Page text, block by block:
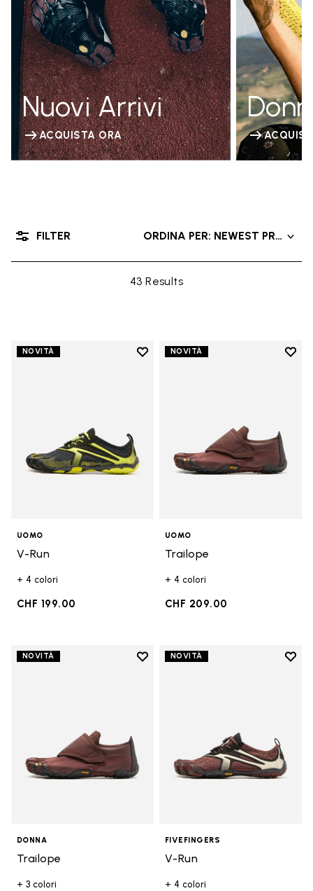
Nuovi Arrivi
ACQUISTA ORA
43 Results
ORDINA PER: NEWEST
FILTER
NOVITÀ
Add to wishlist
UOMO
V-Run
+ 4 colori
CHF 199.00
NOVITÀ
Add
UOMO
Trailope
+ 4 colori
CHF 209.00
NOVITÀ
Add to wishlist
DONNA
Trailope
+ 3 colori
NOVITÀ
Add
FIVEFINGERS
V-Run
+ 4 colori